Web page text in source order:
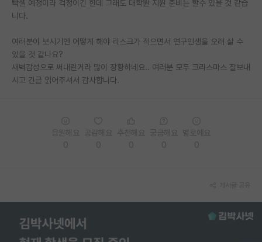
재팬라운지 🌸
빡셀 예정이라 걱정이긴 한데 그래도 대학원 지원 준비는 할수 있을 것 같습
니다.
여러분이 보시기엔 어떻게 해야 리스크가 적으면서 연구인생을 오래 살 수
있을 것 같나요?
새벽감성으로 써내린거라 많이 장황하네요.. 여러분 모두 크리스마스 잘보내
시고 긴글 읽어주셔서 감사합니다.